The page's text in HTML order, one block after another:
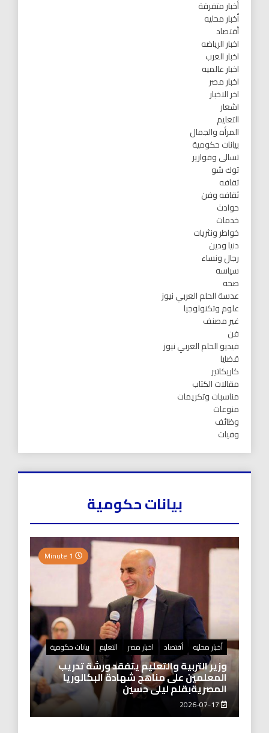
أخبار متفرقة
أخبار محليه
أقتصاد
اخبار الرياضه
اخبار العرب
اخبار عالميه
اخبار مصر
اخر الاخبار
اشعار
التعليم
المرأه والجمال
بيانات حكومية
تسالى وفوازير
توك شو
ثقافه
ثقافه وفن
حوادث
خدمات
خواطر ونثريات
دنيا ودين
رجال ونساء
سياسه
صحه
عدسة الحلم العربي نيوز
علوم وتكنولوجيا
غير مصنف
فن
فيديو الحلم العربي نيوز
قضايا
كاريكاتير
مقالات الكتاب
مناسبات وتكريمات
منوعات
وظائف
وفيات
بيانات حكومية
أخبار محليه أقتصاد اخبار مصر التعليم بيانات حكومية
وزير التربية والتعليم يتفقد ورشة تدريب
المعلمين على مناهج شهادة البكالوريا
المصريةبقلم ليلى حسين
2026-07-17